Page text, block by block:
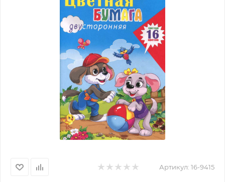
Артикул: 16-9415